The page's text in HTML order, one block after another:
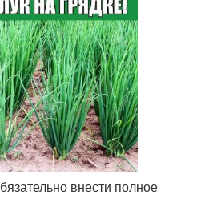
внести полное